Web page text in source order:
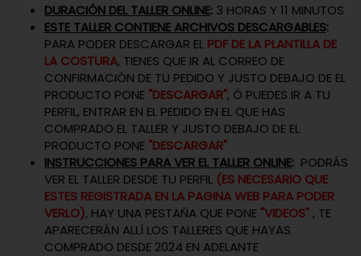
DURACIÓN DEL TALLER ONLINE: 3 HORAS Y 11 MINUTOS
ESTE TALLER CONTIENE ARCHIVOS DESCARGABLES:
PARA PODER DESCARGAR EL PDF DE LA PLANTILLA DE
LA COSTURA, TIENES QUE IR AL CORREO DE
CONFIRMACIÓN DE TU PEDIDO Y JUSTO DEBAJO DE EL
PRODUCTO PONE "DESCARGAR", Ó PUEDES IR A TU
PERFIL, ENTRAR EN EL PEDIDO EN EL QUE HAS
COMPRADO EL TALLER Y JUSTO DEBAJO DE EL
PRODUCTO PONE "DESCARGAR"
INSTRUCCIONES PARA VER EL TALLER ONLINE: PODRÁS
VER EL TALLER DESDE TU PERFIL (ES NECESARIO QUE
ESTES REGISTRADA EN LA PAGINA WEB PARA PODER
VERLO), HAY UNA PESTAÑA QUE PONE "VIDEOS" , TE
APARECERÁN ALLÍ LOS TALLERES QUE HAYAS
COMPRADO DESDE 2024 EN ADELANTE